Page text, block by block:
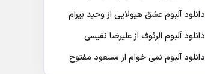
دانلود آلبوم عشق هیولایی از وحید بیرام
دانلود آلبوم الرئوف از علیرضا نفیسی
دانلود آلبوم نمی خوام از مسعود مفتوح